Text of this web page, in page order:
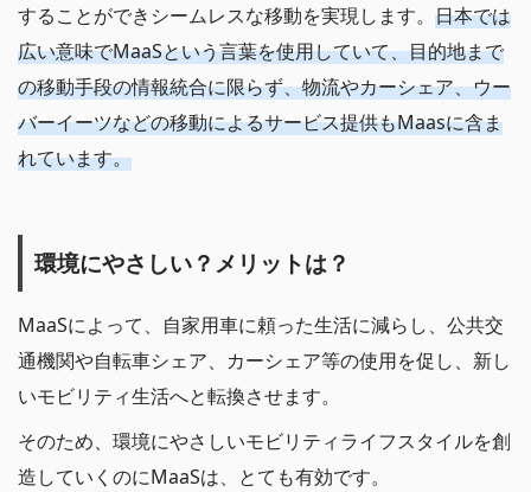
することができシームレスな移動を実現します。 日本では
広い意味でMaaSという言葉を使用していて、目的地まで
の移動手段の情報統合に限らず、物流やカーシェア、ウー
バーイーツなどの移動によるサービス提供もMaasに含ま
れています。
環境にやさしい？メリットは？
MaaSによって、自家用車に頼った生活に減らし、公共交
通機関や自転車シェア、カーシェア等の使用を促し、新し
いモビリティ生活へと転換させます。
そのため、環境にやさしいモビリティライフスタイルを創
造していくのにMaaSは、とても有効です。